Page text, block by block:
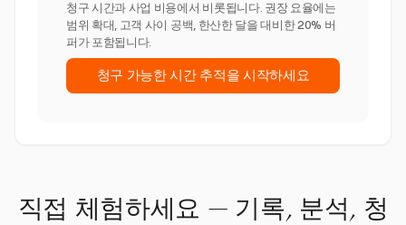
청구 시간과 사업 비용에서 비롯됩니다. 권장 요율에는
범위 확대, 고객 사이 공백, 한산한 달을 대비한 20% 버
퍼가 포함됩니다.
청구 가능한 시간 추적을 시작하세요
직접 체험하세요 — 기록, 분석, 청